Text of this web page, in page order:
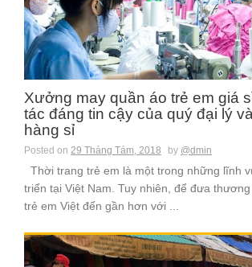
Xưởng may quần áo trẻ em giá
tác đáng tin cậy của quý đại lý
hàng sỉ
Posted on 29 Tháng Tám, 2018 by @dmin
Thời trang trẻ em là một trong những lĩnh
triển tại Việt Nam. Tuy nhiên, để đưa
trẻ em Việt đến gần hơn với ...